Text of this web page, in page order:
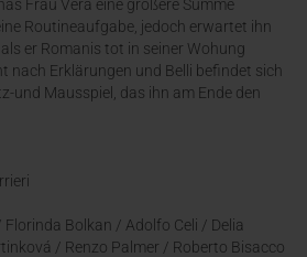
Frau Vera eine größere Summe
Routineaufgabe, jedoch erwartet ihn
er Romanis tot in seiner Wohung
nach Erklärungen und Belli befindet sich
und Mausspiel, das ihn am Ende den
Florinda Bolkan / Adolfo Celi / Delia
/ Renzo Palmer / Roberto Bisacco